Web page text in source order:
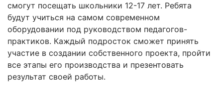
смогут посещать школьники 12-17 лет. Ребята
будут учиться на самом современном
оборудовании под руководством педагогов-
практиков. Каждый подросток сможет принять
участие в создании собственного проекта, пройти
все этапы его производства и презентовать
результат своей работы.